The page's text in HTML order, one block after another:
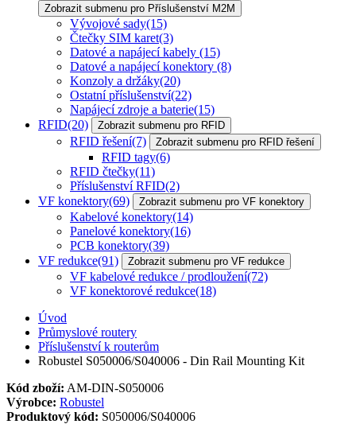
Zobrazit submenu pro Příslušenství M2M
Vývojové sady(15)
Čtečky SIM karet(3)
Datové a napájecí kabely (15)
Datové a napájecí konektory (8)
Konzoly a držáky(20)
Ostatní příslušenství(22)
Napájecí zdroje a baterie(15)
RFID(20) Zobrazit submenu pro RFID
RFID řešení(7) Zobrazit submenu pro RFID řešení
RFID tagy(6)
RFID čtečky(11)
Příslušenství RFID(2)
VF konektory(69) Zobrazit submenu pro VF konektory
Kabelové konektory(14)
Panelové konektory(16)
PCB konektory(39)
VF redukce(91) Zobrazit submenu pro VF redukce
VF kabelové redukce / prodloužení(72)
VF konektorové redukce(18)
Úvod
Průmyslové routery
Příslušenství k routerům
Robustel S050006/S040006 - Din Rail Mounting Kit
Kód zboží: AM-DIN-S050006
Výrobce: Robustel
Produktový kód: S050006/S040006